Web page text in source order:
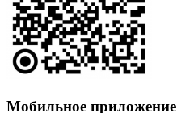
Мобильное приложение